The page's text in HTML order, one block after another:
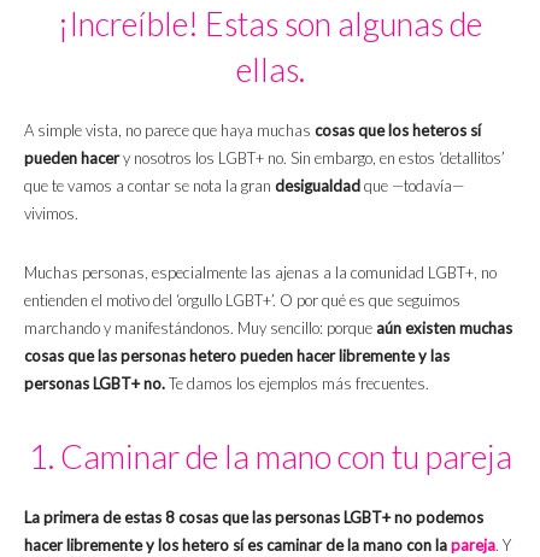
¡Increíble! Estas son algunas de
ellas.
A simple vista, no parece que haya muchas cosas que los heteros sí
pueden hacery nosotros los LGBT+ no. Sin embargo, en estos ‘detallitos’
que te vamos a contar se nota la gran desigualdadque —todavía—
vivimos.
Muchas personas, especialmente las ajenas a la comunidad LGBT+, no
entienden el motivo del ‘orgullo LGBT+’. O por qué es que seguimos
marchando y manifestándonos. Muy sencillo: porque aún existen muchas
cosas que las personas hetero pueden hacer libremente y las
personas LGBT+ no.Te damos los ejemplos más frecuentes.
1. Caminar de la mano con tu pareja
La primera de estas 8 cosas que las personas LGBT+ no podemos
hacer libremente y los hetero sí es caminar de la mano con lapareja. Y